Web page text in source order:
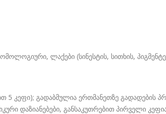
ლაქები (სინესტის, სითხის,
გადაბმულია ერთმანეთზე გადადების
დაზიანებები, განსაკუთრებით პირველი